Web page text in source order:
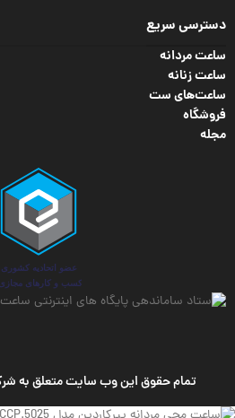
دسترسی سریع
ساعت مردانه
ساعت زنانه
ساعت‌های ست
فروشگاه
مجله
تمام حقوق این وب سایت متعلق به